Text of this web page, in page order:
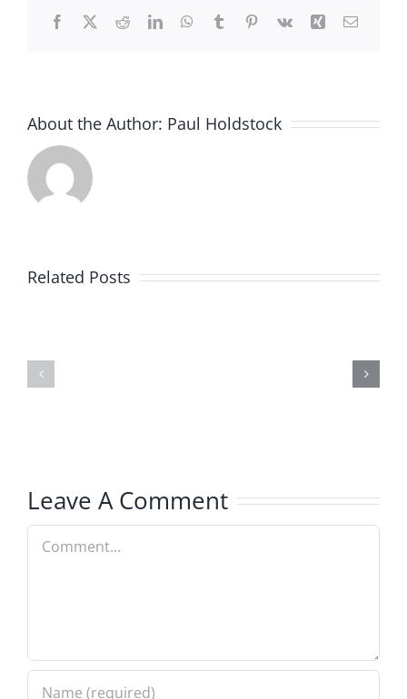
Facebook
X RedditLinkedInWhatsApp
TumblrPinterest
Vk Xing Email
About the Author: Paul Holdstock
Related Posts
Leave A Comment
Comment